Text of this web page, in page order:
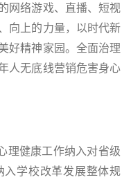
网络游戏、直播、短视
向上的力量，以时代新
好精神家园。全面治理
人无底线营销危害身心
理健康工作纳入对省级
入学校改革发展整体规